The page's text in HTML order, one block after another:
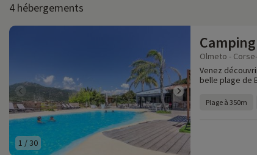
4 hébergements
1 /30
Olmeto -
Venez
belle plage de
Plage à 350m